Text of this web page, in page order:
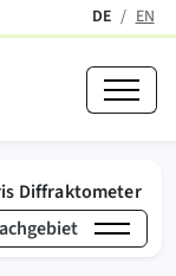
DE
(aktiv)
EN
Diffraktometer